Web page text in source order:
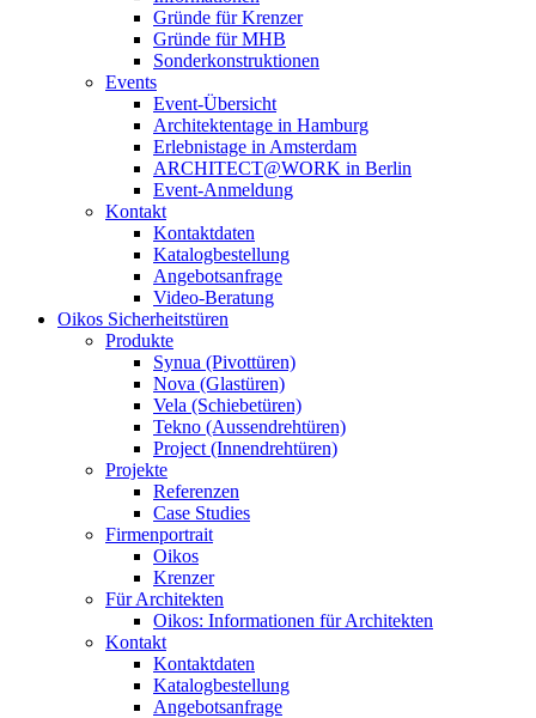
Gründe für Krenzer
Gründe für MHB
Sonderkonstruktionen
Events
Event-Übersicht
Architektentage in Hamburg
Erlebnistage in Amsterdam
ARCHITECT@WORK in Berlin
Event-Anmeldung
Kontakt
Kontaktdaten
Katalogbestellung
Angebotsanfrage
Video-Beratung
Oikos Sicherheitstüren
Produkte
Synua (Pivottüren)
Nova (Glastüren)
Vela (Schiebetüren)
Tekno (Aussendrehtüren)
Project (Innendrehtüren)
Projekte
Referenzen
Case Studies
Firmenportrait
Oikos
Krenzer
Für Architekten
Oikos: Informationen für Architekten
Kontakt
Kontaktdaten
Katalogbestellung
Angebotsanfrage